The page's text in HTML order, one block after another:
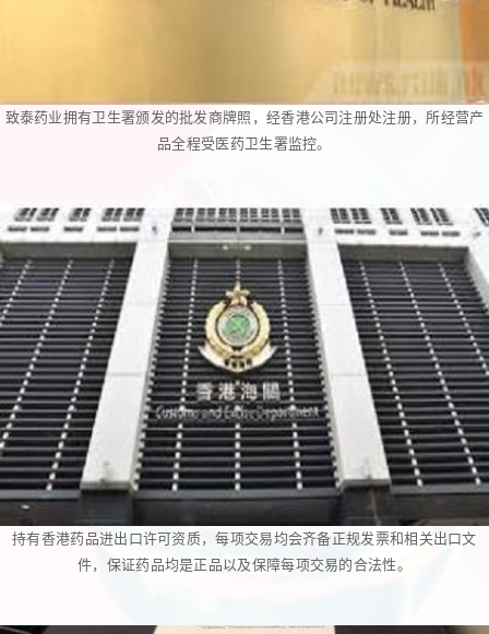
致泰药业拥有卫生署颁发的批发商牌照，经香港公司注册处注册，所经营产
品全程受医药卫生署监控。
持有香港药品进出口许可资质，每项交易均会齐备正规发票和相关出口文
件，保证药品均是正品以及保障每项交易的合法性。